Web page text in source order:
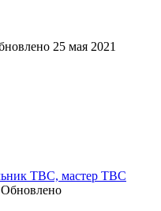
25 мая 2021
ТВС, мастер ТВС
Обновлено